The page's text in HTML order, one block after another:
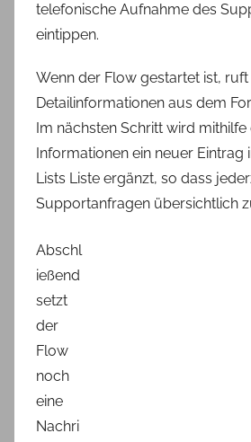
telefonische Aufnahme des
eintippen.
Wenn der Flow gestartet ist,
Detailinformationen aus dem
Im nächsten Schritt wird mithilfe
Informationen ein neuer
Lists Liste ergänzt, so dass
Supportanfragen übersichtlich
Abschl
ießend
setzt
der
Flow
noch
eine
Nachri